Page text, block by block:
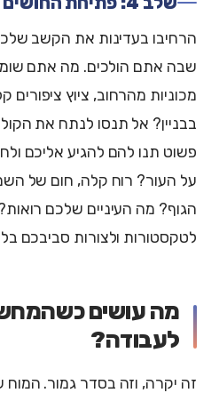
הרחיבו בעדינות את הקשב
שבה אתם הולכים. מה אתם
מכוניות מהרחוב, ציוץ ציפורים
בבניין? אל תנסו לנתח את
פשוט תנו להם להגיע אליכם
על העור? רוח קלה, חום של
הגוף? מה העיניים שלכם
לטקסטורות ולצורות סביבכם
מה עושים
לעבודה?
זה יקרה, וזה בסדר גמור.